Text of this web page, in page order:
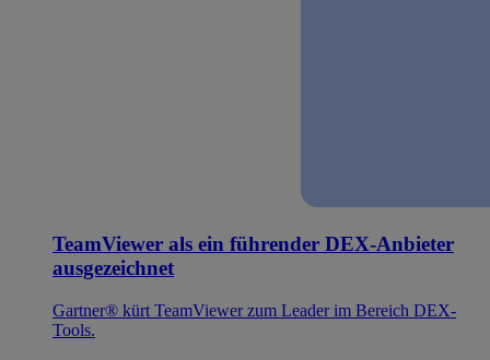
TeamViewer als ein führender DEX-Anbieter
ausgezeichnet
Gartner® kürt TeamViewer zum Leader im Bereich DEX-
Tools.